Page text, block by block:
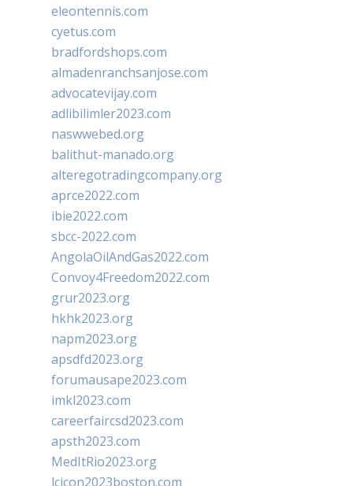
eleontennis.com
cyetus.com
bradfordshops.com
almadenranchsanjose.com
advocatevijay.com
adlibilimler2023.com
naswwebed.org
balithut-manado.org
alteregotradingcompany.org
aprce2022.com
ibie2022.com
sbcc-2022.com
AngolaOilAndGas2022.com
Convoy4Freedom2022.com
grur2023.org
hkhk2023.org
napm2023.org
apsdfd2023.org
forumausape2023.com
imkl2023.com
careerfaircsd2023.com
apsth2023.com
MedItRio2023.org
lcicon2023boston.com